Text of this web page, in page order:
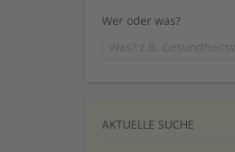
Wer oder was?
AKTUELLE SUCHE